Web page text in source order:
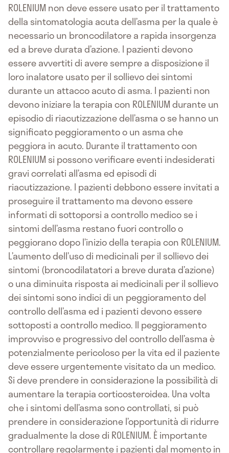
ROLENIUM non deve essere usato per il trattamento
della sintomatologia acuta dell’asma per la quale è
necessario un broncodilatore a rapida insorgenza
ed a breve durata d’azione. I pazienti devono
essere avvertiti di avere sempre a disposizione il
loro inalatore usato per il sollievo dei sintomi
durante un attacco acuto di asma. I pazienti non
devono iniziare la terapia con ROLENIUM durante un
episodio di riacutizzazione dell’asma o se hanno un
significato peggioramento o un asma che
peggiora in acuto. Durante il trattamento con
ROLENIUM si possono verificare eventi indesiderati
gravi correlati all’asma ed episodi di
riacutizzazione. I pazienti debbono essere invitati a
proseguire il trattamento ma devono essere
informati di sottoporsi a controllo medico se i
sintomi dell’asma restano fuori controllo o
peggiorano dopo l’inizio della terapia con ROLENIUM.
L’aumento dell’uso di medicinali per il sollievo dei
sintomi (broncodilatatori a breve durata d’azione)
o una diminuita risposta ai medicinali per il sollievo
dei sintomi sono indici di un peggioramento del
controllo dell’asma ed i pazienti devono essere
sottoposti a controllo medico. Il peggioramento
improvviso e progressivo del controllo dell’asma è
potenzialmente pericoloso per la vita ed il paziente
deve essere urgentemente visitato da un medico.
Si deve prendere in considerazione la possibilità di
aumentare la terapia corticosteroidea. Una volta
che i sintomi dell’asma sono controllati, si può
prendere in considerazione l’opportunità di ridurre
gradualmente la dose di ROLENIUM. È importante
controllare regolarmente i pazienti dal momento in